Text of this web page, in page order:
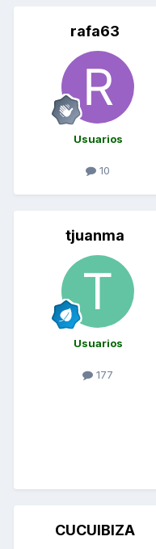
rafa63
Usuarios
10
tjuanma
Usuarios
177
CUCUIBIZA